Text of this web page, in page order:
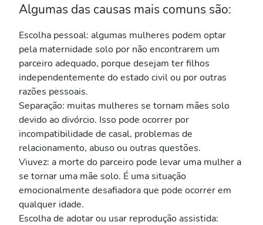
Algumas das causas mais comuns são:
Escolha pessoal: algumas mulheres podem optar
pela maternidade solo por não encontrarem um
parceiro adequado, porque desejam ter filhos
independentemente do estado civil ou por outras
razões pessoais.
Separação: muitas mulheres se tornam mães solo
devido ao divórcio. Isso pode ocorrer por
incompatibilidade de casal, problemas de
relacionamento, abuso ou outras questões.
Viuvez: a morte do parceiro pode levar uma mulher a
se tornar uma mãe solo. É uma situação
emocionalmente desafiadora que pode ocorrer em
qualquer idade.
Escolha de adotar ou usar reprodução assistida: